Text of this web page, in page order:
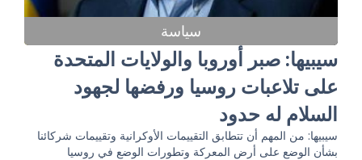
سياسة
سيبيها: صبر أوروبا والولايات المتحدة
على تلاعبات روسيا ورفضها لجهود
السلام له حدود
سيبيها: من المهم أن تتطابق التقييمات الأوكرانية وتقييمات شركائنا
بشأن الوضع على أرض المعركة وتطورات الوضع في روسيا